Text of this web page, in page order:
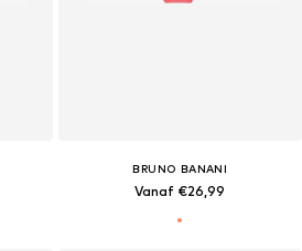
BRUNO BANANI
Vanaf €26,99